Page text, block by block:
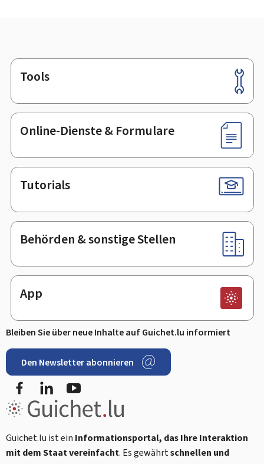
Footer
Tools
Online-Dienste & Formulare
Tutorials
Behörden & sonstige Stellen
App
Bleiben Sie über neue Inhalte auf Guichet.lu informiert
Den Newsletter abonnieren
FacebookLinkedIn
Guichet.lu ist ein Informationsportal, das Ihre Interaktion
mit dem Staat vereinfacht. Es gewährtschnellen und